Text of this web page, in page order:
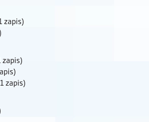
zapis)
zapis)
zapis)